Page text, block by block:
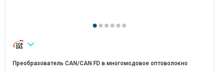
Преобразователь CAN/CAN FD в многомодовое оптоволокно